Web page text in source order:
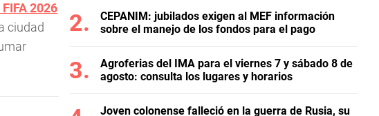
2026
ciudad
CEPANIM: jubilados exigen al MEF información
sobre el manejo de los fondos para el pago
Agroferias del IMA para el viernes 7 y sábado 8 de
agosto: consulta los lugares y horarios
Joven colonense falleció en la guerra de Rusia, su